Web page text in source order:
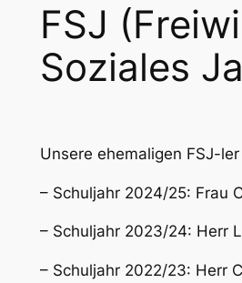
FSJ
Soziales
Unsere ehemaligen FSJ-
– Schuljahr 2024/25: Frau
– Schuljahr 2023/24: Herr
– Schuljahr 2022/23: Herr